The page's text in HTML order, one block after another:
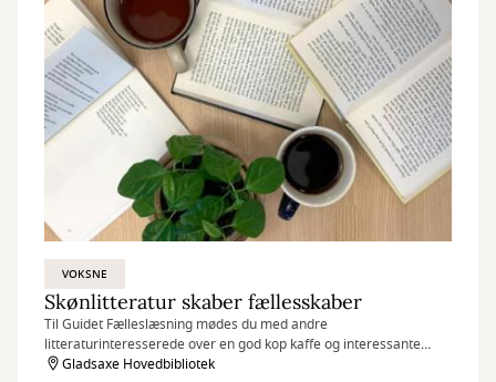
VOKSNE
Skønlitteratur skaber fællesskaber
Til Guidet Fælleslæsning mødes du med andre
litteraturinteresserede over en god kop kaffe og interessante
historier på biblioteket.
Gladsaxe Hovedbibliotek